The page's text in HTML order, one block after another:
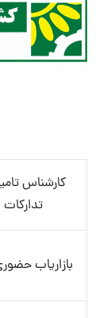
کارشناس
تدارکات
بازاریاب